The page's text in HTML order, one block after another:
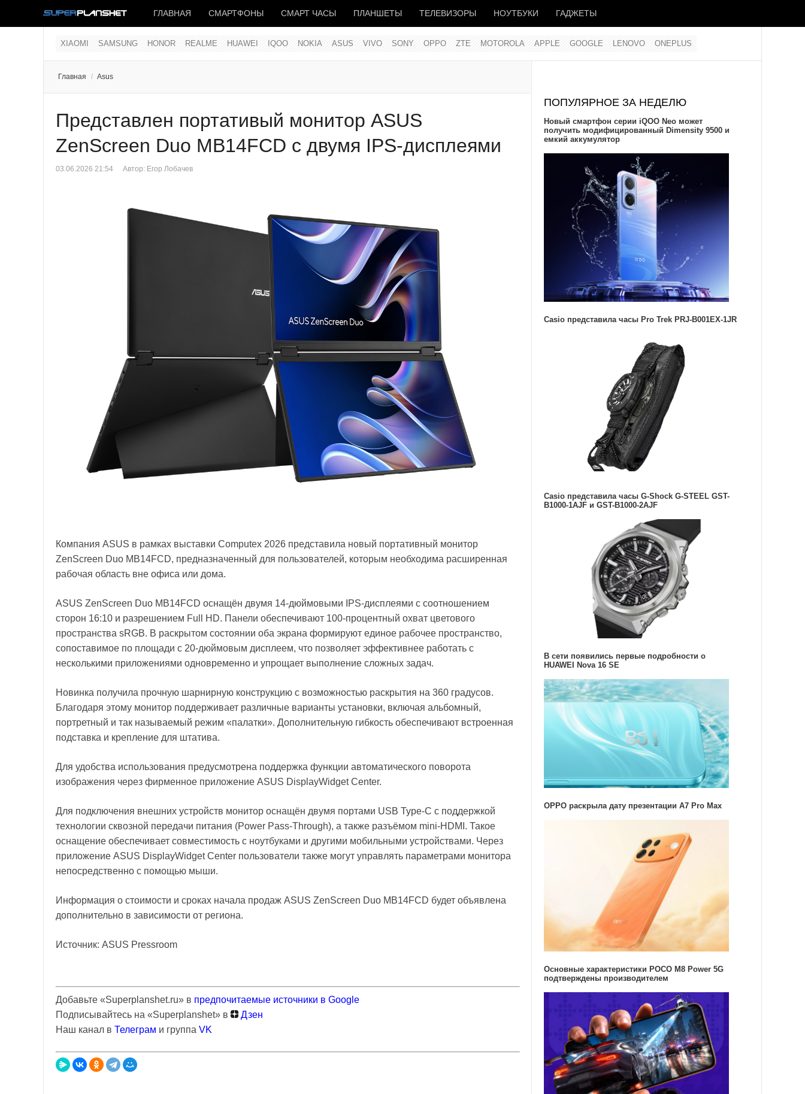
ГЛАВНАЯ СМАРТФОНЫ СМАРТ ЧАСЫ ПЛАНШЕТЫ ТЕЛЕВИЗОРЫ НОУТБУКИ ГАДЖЕТЫ
XIAOMI SAMSUNG HONOR REALME HUAWEI IQOO NOKIA ASUS VIVO SONY OPPO ZTE MOTOROLA APPLE GOOGLE LENOVO ONEPLUS
Главная / Asus
Представлен портативый монитор ASUS
ZenScreen Duo MB14FCD с двумя IPS-дисплеями
03.06.2026 21:54 Автор: Егор Лобачев
Компания ASUS в рамках выставки Computex 2026 представила новый портативный монитор
ZenScreen Duo MB14FCD, предназначенный для пользователей, которым необходима расширенная
рабочая область вне офиса или дома.
ASUS ZenScreen Duo MB14FCD оснащён двумя 14-дюймовыми IPS-дисплеями с соотношением
сторон 16:10 и разрешением Full HD. Панели обеспечивают 100-процентный охват цветового
пространства sRGB. В раскрытом состоянии оба экрана формируют единое рабочее пространство,
сопоставимое по площади с 20-дюймовым дисплеем, что позволяет эффективнее работать с
несколькими приложениями одновременно и упрощает выполнение сложных задач.
Новинка получила прочную шарнирную конструкцию с возможностью раскрытия на 360 градусов.
Благодаря этому монитор поддерживает различные варианты установки, включая альбомный,
портретный и так называемый режим «палатки». Дополнительную гибкость обеспечивают встроенная
подставка и крепление для штатива.
Для удобства использования предусмотрена поддержка функции автоматического поворота
изображения через фирменное приложение ASUS DisplayWidget Center.
Для подключения внешних устройств монитор оснащён двумя портами USB Type-C с поддержкой
технологии сквозной передачи питания (Power Pass-Through), а также разъёмом mini-HDMI. Такое
оснащение обеспечивает совместимость с ноутбуками и другими мобильными устройствами. Через
приложение ASUS DisplayWidget Center пользователи также могут управлять параметрами монитора
непосредственно с помощью мыши.
Информация о стоимости и сроках начала продаж ASUS ZenScreen Duo MB14FCD будет объявлена
дополнительно в зависимости от региона.
Источник: ASUS Pressroom
Добавьте «Superplanshet.ru» в предпочитаемые источники в Google
Подписывайтесь на «Superplanshet» в
Дзен
Наш канал в Телеграм и группа VK
ПОПУЛЯРНОЕ ЗА НЕДЕЛЮ
Новый смартфон серии iQOO Neo может
получить модифицированный Dimensity 9500 и
емкий аккумулятор
Casio представила часы Pro Trek PRJ-B001EX-1JR
Casio представила часы G-Shock G-STEEL GST-
B1000-1AJF и GST-B1000-2AJF
В сети появились первые подробности о
HUAWEI Nova 16 SE
OPPO раскрыла дату презентации A7 Pro Max
Основные характеристики POCO M8 Power 5G
подтверждены производителем